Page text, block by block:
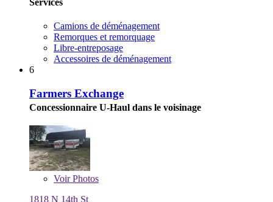
Camions de déménagement
Remorques et remorquage
Libre-entreposage
Accessoires de déménagement
6
Farmers Exchange
Concessionnaire U-Haul dans le voisinage
VoirPhotos
1818 N 14th St